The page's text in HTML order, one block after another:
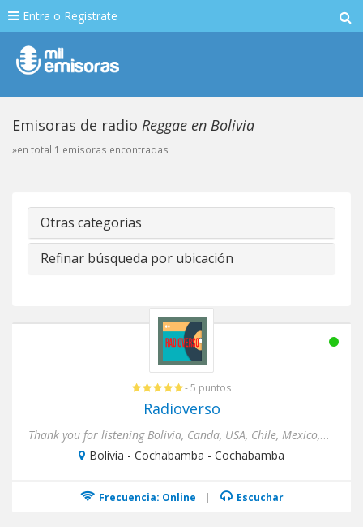
Entra o Registrate
Emisoras de radio Reggae en Bolivia
»en total 1 emisoras encontradas
Otras categorias
Refinar búsqueda por ubicación
- 5 puntos
Radioverso
Thank you for listening Bolivia, Canda, USA, Chile, Mexico,Argentina, Europe.We propose a 4 hour live stream dj sessi...
Bolivia - Cochabamba - Cochabamba
Frecuencia: Online | Escuchar